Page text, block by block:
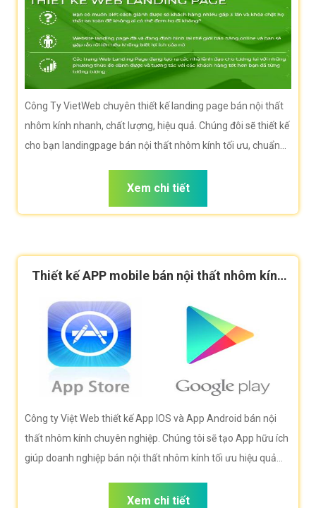
Công Ty VietWeb chuyên thiết kế landing page bán nội thất
nhôm kính nhanh, chất lượng, hiệu quả. Chúng đôi sẽ thiết kế
cho bạn landingpage bán nội thất nhôm kính tối ưu, chuẩn
Xem chi tiết
Thiết kế APP mobile bán nội thất nhôm kính
Công ty Việt Web thiết kế App IOS và App Android bán nội
thất nhôm kính chuyên nghiệp. Chúng tôi sẽ tạo App hữu ích
giúp doanh nghiệp bán nội thất nhôm kính tối ưu hiệu quả
của bạn sẽ sở hữu app đẹp, ưu việt, tăng trải nghiệm người
Xem chi tiết